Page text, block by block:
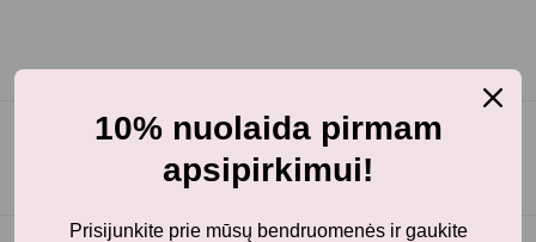
10% nuolaida pirmam
apsipirkimui!
Prisijunkite prie mūsų bendruomenės ir gaukite